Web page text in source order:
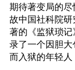
期待著变局的
故中国社科院
著的《监狱琐
录了一个因胆
而入狱的年轻人